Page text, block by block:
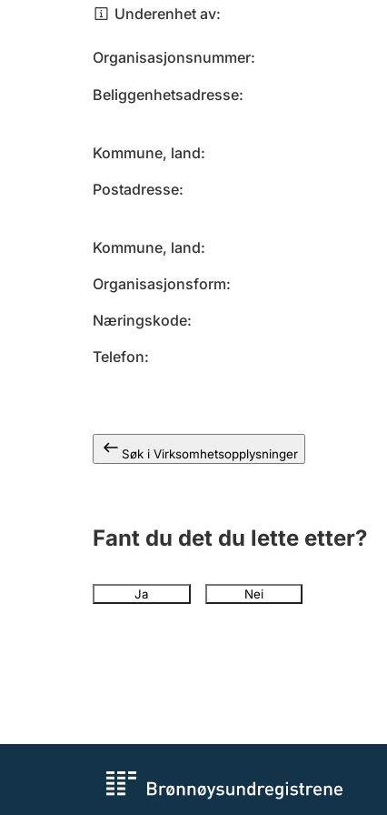
Underenhet av
Organisasjonsnummer
Beliggenhetsadresse
Kommune, land
Postadresse
Kommune, land
Organisasjonsform
Næringskode
Telefon
Søk i Virksomhetsopplysninger
Fant du det du lette etter?
Ja Nei